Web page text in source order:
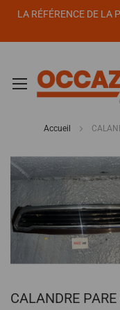
LA RÉFÉRENCE DE LA
Accueil
Passer
à
fin
de
la
galerie
au
CALANDRE
Panneau de gestion des